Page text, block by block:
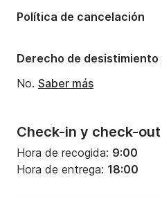
Check-in y check-out
Hora de recogida: 9:00
Hora de entrega: 18:00
Política de cancelación
Derecho de
No. Saber más